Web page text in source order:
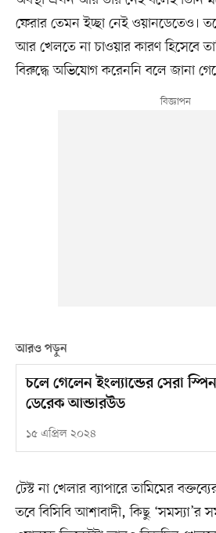
ফেরার তেমন ইচ্ছা নেই ওয়ানডেতেও।
আর খেলতে না চাওয়ার কারণ হিসেবে
বিরুদ্ধে অভিযোগ করেননি বলে জানা
আরও পড়ুন
চলে গেলেন ইংল্যান্ডের সেরা
ডেরেক আন্ডারউড
১৫ এপ্রিল ২০২৪
টেস্ট না খেলার ব্যাপারে তামিমের
তবে বিসিবি আশাবাদী, কিছু ‘সমস্যা’র